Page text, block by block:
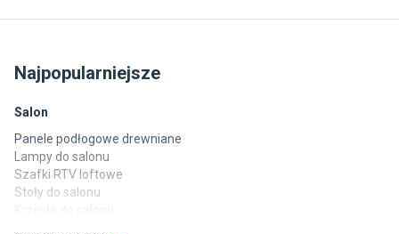
Najpopularniejsze
Salon
Panele podłogowe drewniane
Lampy do salonu
Szafki RTV loftowe
Stoły do salonu